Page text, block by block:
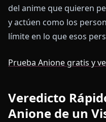
del anime que quieren
y actúen como los
límite en lo que esos
Prueba Anione gratis y
Veredicto
Anione de un